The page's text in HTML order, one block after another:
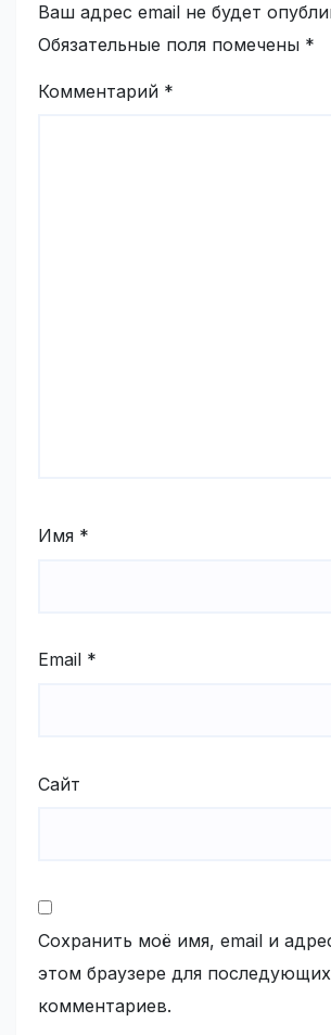
Ваш адрес email не будет
Обязательные поля помечены *
Комментарий *
Имя *
Email *
Сайт
Сохранить моё имя, email и
этом браузере для
комментариев.